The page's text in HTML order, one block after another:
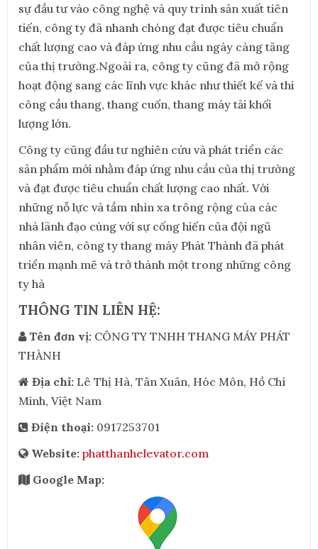
sự đầu tư vào công nghệ và quy trình sản xuất tiên
tiến, công ty đã nhanh chóng đạt được tiêu chuẩn
chất lượng cao và đáp ứng nhu cầu ngày càng tăng
của thị trường.Ngoài ra, công ty cũng đã mở rộng
hoạt động sang các lĩnh vực khác như thiết kế và thi
công cầu thang, thang cuốn, thang máy tải khối
lượng lớn.
Công ty cũng đầu tư nghiên cứu và phát triển các
sản phẩm mới nhằm đáp ứng nhu cầu của thị trường
và đạt được tiêu chuẩn chất lượng cao nhất. Với
những nỗ lực và tầm nhìn xa trông rộng của các
nhà lãnh đạo cùng với sự cống hiến của đội ngũ
nhân viên, công ty thang máy Phát Thành đã phát
triển mạnh mẽ và trở thành một trong những công
ty hà
THÔNG TIN LIÊN HỆ:
Tên đơn vị: CÔNG TY TNHH THANG MÁY PHÁT
THÀNH
Địa chỉ: Lê Thị Hà, Tân Xuân, Hóc Môn, Hồ Chí
Minh, Việt Nam
Điện thoại: 0917253701
Website: phatthanhelevator.com
Google Map: